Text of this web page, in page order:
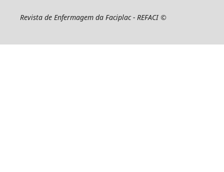
Revista de Enfermagem da Faciplac - REFACI ©